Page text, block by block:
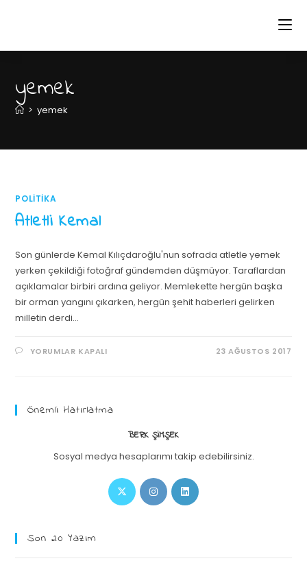
yemek
> yemek
POLITIKA
Atletli Kemal
Son günlerde Kemal Kılıçdaroğlu'nun sofrada atletle yemek
yerken çekildiği fotoğraf gündemden düşmüyor. Taraflardan
açıklamalar birbiri ardına geliyor. Memlekette hergün başka
bir orman yangını çıkarken, hergün şehit haberleri gelirken
milletin derdi…
YORUMLAR KAPALI 23 AĞUSTOS 2017
Önemli Hatırlatma
BERK ŞIMŞEK
Sosyal medya hesaplarımı takip edebilirsiniz.
Son 20 Yazım